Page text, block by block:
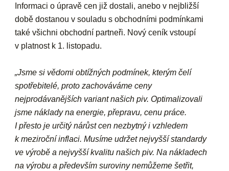
Informaci o úpravě cen již dostali, anebo v nejbližší
době dostanou v souladu s obchodními podmínkami
také všichni obchodní partneři. Nový ceník vstoupí
v platnost k 1. listopadu.
„Jsme si vědomi obtížných podmínek, kterým čelí
spotřebitelé, proto zachováváme ceny
nejprodávanějších variant našich piv. Optimalizovali
jsme náklady na energie, přepravu, cenu práce.
I přesto je určitý nárůst cen nezbytný i vzhledem
k meziroční inflaci. Musíme udržet nejvyšší standardy
ve výrobě a nejvyšší kvalitu našich piv. Na nákladech
na výrobu a především suroviny nemůžeme šetřit,